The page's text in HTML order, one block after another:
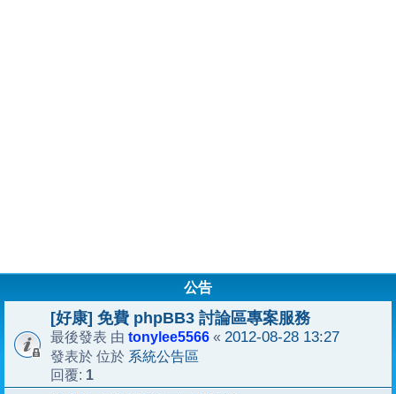
公告
[好康] 免費 phpBB3 討論區專案服務
最後發表 由 tonylee5566 « 2012-08-28 13:27
發表於 位於 系統公告區
回覆: 1